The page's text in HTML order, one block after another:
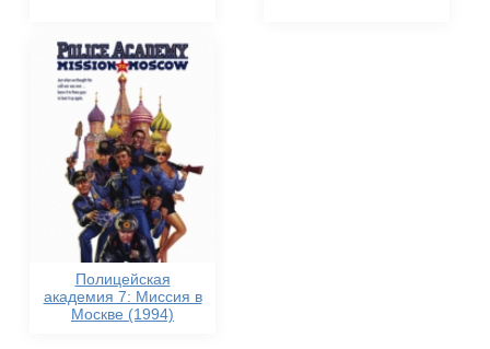
Полицейская
академия 7: Миссия в
Москве (1994)